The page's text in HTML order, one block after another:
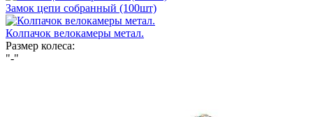
Замок цепи собранный (100шт)
Колпачок велокамеры метал.
Размер колеса:
"-"